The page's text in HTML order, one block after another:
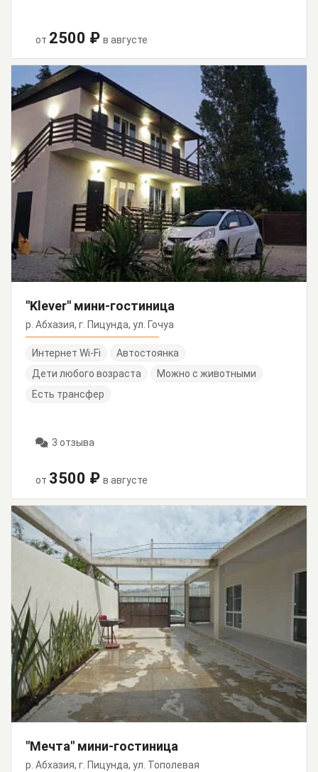
от 2500 ₽ в августе
"Klever" мини-гостиница
р. Абхазия, г. Пицунда, ул. Гочуа
Интернет Wi-Fi
Автостоянка
Дети любого возраста
Можно с животными
Есть трансфер
3 отзыва
от 3500 ₽ в августе
"Мечта" мини-гостиница
р. Абхазия, г. Пицунда, ул. Тополевая